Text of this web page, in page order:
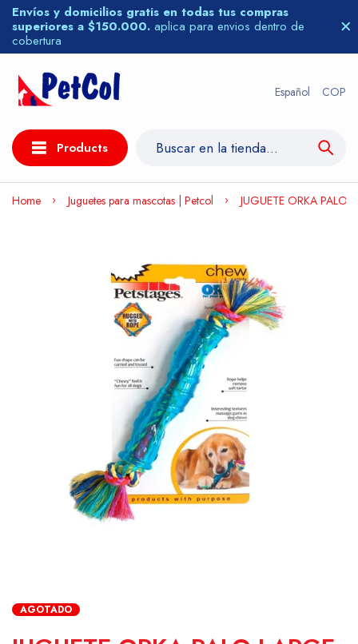
Envíos y domicilios gratis en todas tus compras
superiores a $150.000. aplica para envios dentro de
cobertura
Español COP
Products
Home Juguetes para mascotas | Petcol JUGUETE ORKA PALO
AGOTADO